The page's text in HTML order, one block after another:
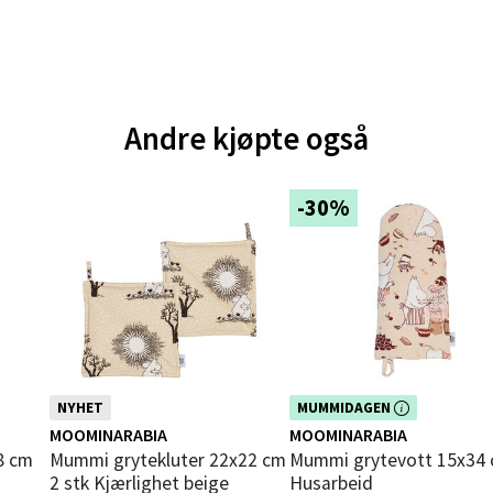
Andre kjøpte også
NYHET
MOOMINARABIA
Mummi grytekluter 22x22 cm
2 stk Kjærlighet beige
-30%
MUMMIDAGEN
Dette produktet er inkludert i vår
kampanje. Benytt deg av rabatten i
dag!
MOOMINARABIA
Mummi grytevott 15x34 cm
Husarbeid
- Moldetorget
- Thon Senter Malmporten
1, 8514 Narvik
10-18